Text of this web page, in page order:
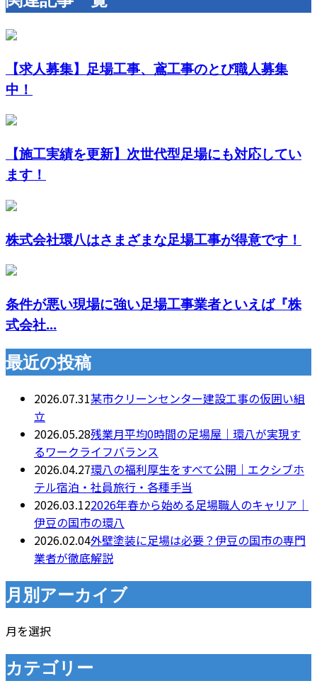
【求人募集】足場工事、鳶工事のとび職人募集
中！
【施工実績を更新】次世代型足場にも対応してい
ます！
株式会社環八はさまざまな足場工事が得意です！
条件が悪い現場に強い足場工事業者といえば『株
式会社...
最近の投稿
2026.07.31某市クリーンセンター建設工事の仮囲い組
立
2026.05.28残業月平均0時間の足場屋｜環八が実現す
るワークライフバランス
2026.04.27環八の福利厚生をすべて公開｜エクシブホ
テル宿泊・社員旅行・各種手当
2026.03.122026年春から始める足場職人のキャリア｜
伊豆の国市の環八
2026.02.04外壁塗装に足場は必要？伊豆の国市の専門
業者が徹底解説
月別アーカイブ
月を選択
カテゴリー